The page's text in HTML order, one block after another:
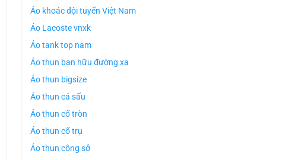
Áo khoác đội tuyển Việt Nam
Áo Lacoste vnxk
Áo tank top nam
Áo thun bạn hữu đường xa
Áo thun bigsize
Áo thun cá sấu
Áo thun cổ tròn
Áo thun cổ trụ
Áo thun công sở